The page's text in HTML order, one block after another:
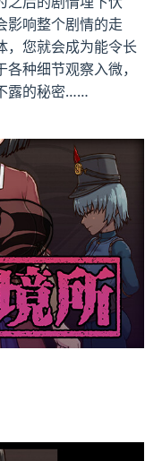
影响整个剧情的走
，您就会成为能令长
种细节观察入微，
露的秘密……